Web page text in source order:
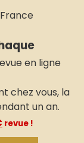
en ligne
chez vous, la
un an.
revue !